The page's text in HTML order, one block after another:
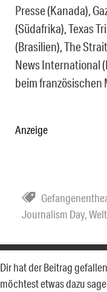
Presse (Kanada),
(Südafrika), Texas
(Brasilien), The
News International
beim
Anzeige
Journalism Day,
Dir hat der Beitrag
möchtest etwas dazu